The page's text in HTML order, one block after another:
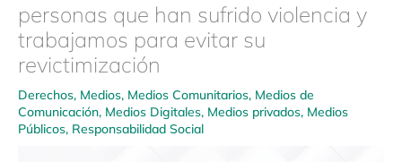
personas que han sufrido violencia y
trabajamos para evitar su
revictimización
Derechos, Medios, Medios Comunitarios, Medios de
Comunicación, Medios Digitales, Medios privados, Medios
Públicos, Responsabilidad Social